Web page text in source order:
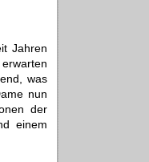
Jahren
was
nun
der
einem